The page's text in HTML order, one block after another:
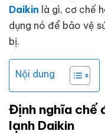
Daikin là gì, cơ chế
dụng nó để bảo vệ
bị.
Nội dung
Định nghĩa chế
lạnh Daikin